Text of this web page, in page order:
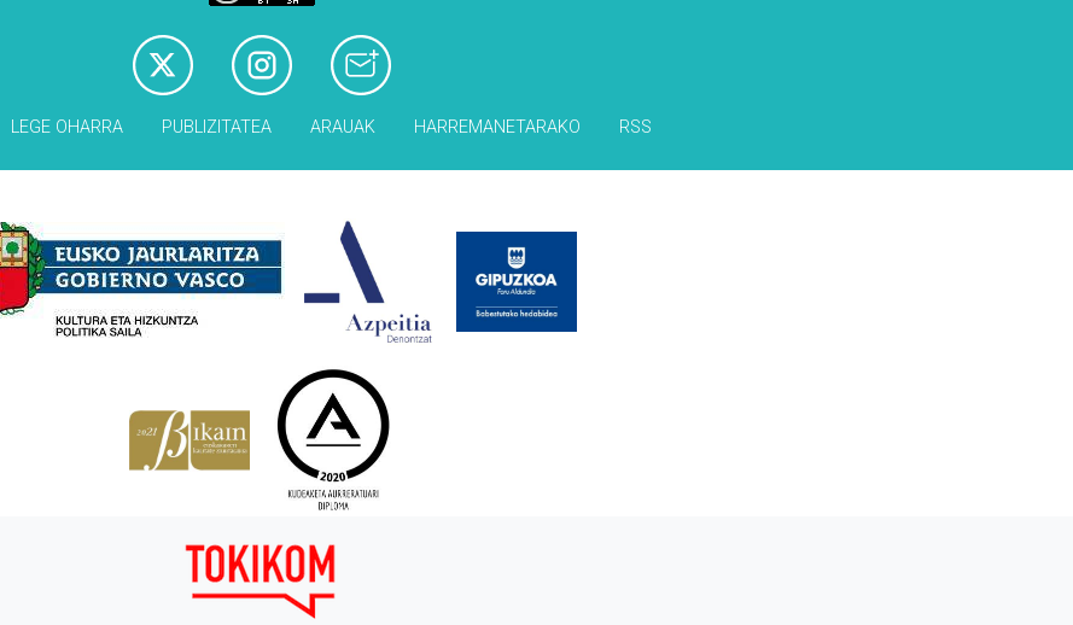
LEGE OHARRA PUBLIZITATEA ARAUAK HARREMANETARAKO RSS